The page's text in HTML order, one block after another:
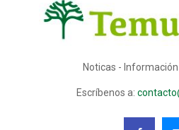
Noticas -
Escríbenos a: